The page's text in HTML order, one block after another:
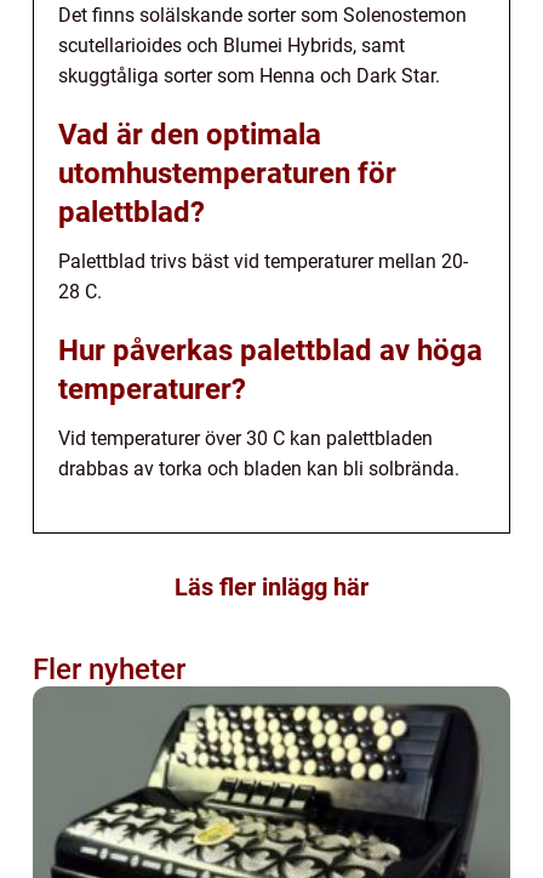
Det finns solälskande sorter som Solenostemon
scutellarioides och Blumei Hybrids, samt
skuggtåliga sorter som Henna och Dark Star.
Vad är den optimala
utomhustemperaturen för
palettblad?
Palettblad trivs bäst vid temperaturer mellan 20-
28 C.
Hur påverkas palettblad av höga
temperaturer?
Vid temperaturer över 30 C kan palettbladen
drabbas av torka och bladen kan bli solbrända.
Läs fler inlägg här
Fler nyheter